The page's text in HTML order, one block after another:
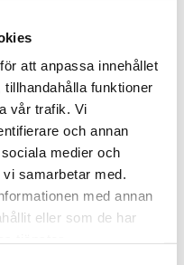
att anpassa innehållet
funktioner
vår trafik. Vi
och annan
medier och
samarbetar med.
med annan
eller som de har
till oscillosokop
BNC ingång.
kr
LÄS MER